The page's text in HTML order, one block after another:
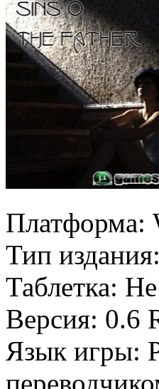
Платформа:
Тип
Таблетка:
Версия: 0.6
Язык игры: